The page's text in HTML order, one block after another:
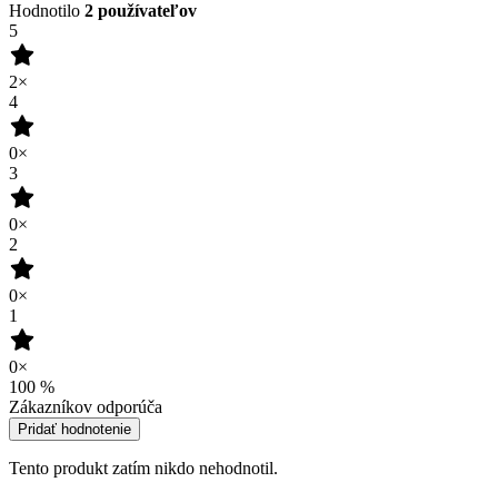
Hodnotilo 2 používateľov
5
2×
4
0×
3
0×
2
0×
1
0×
100 %
Zákazníkov odporúča
Pridať hodnotenie
Tento produkt zatím nikdo nehodnotil.